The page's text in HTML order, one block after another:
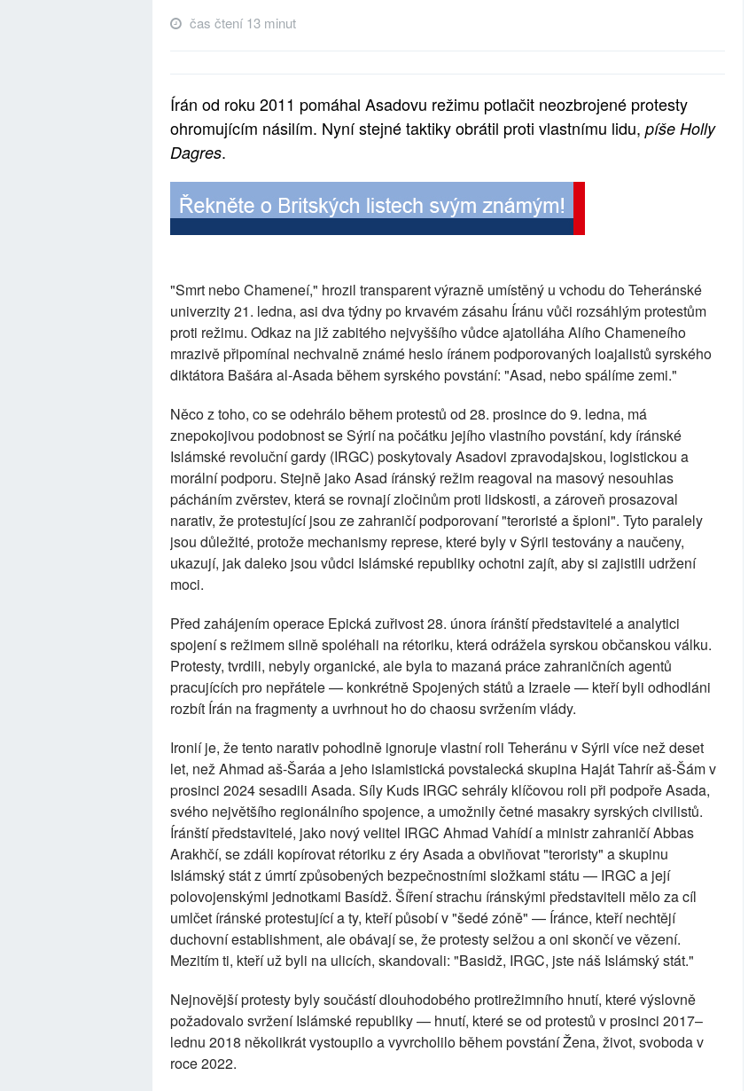
čas čtení 13 minut
Írán od roku 2011 pomáhal Asadovu režimu potlačit neozbrojené protesty
ohromujícím násilím. Nyní stejné taktiky obrátil proti vlastnímu lidu, píše Holly
Dagres.
"Smrt nebo Chameneí," hrozil transparent výrazně umístěný u vchodu do Teheránské
univerzity 21. ledna, asi dva týdny po krvavém zásahu Íránu vůči rozsáhlým protestům
proti režimu. Odkaz na již zabitého nejvyššího vůdce ajatolláha Alího Chameneího
mrazivě připomínal nechvalně známé heslo íránem podporovaných loajalistů syrského
diktátora Bašára al-Asada během syrského povstání: "Asad, nebo spálíme zemi."
Něco z toho, co se odehrálo během protestů od 28. prosince do 9. ledna, má
znepokojivou podobnost se Sýrií na počátku jejího vlastního povstání, kdy íránské
Islámské revoluční gardy (IRGC) poskytovaly Asadovi zpravodajskou, logistickou a
morální podporu. Stejně jako Asad íránský režim reagoval na masový nesouhlas
pácháním zvěrstev, která se rovnají zločinům proti lidskosti, a zároveň prosazoval
narativ, že protestující jsou ze zahraničí podporovaní "teroristé a špioni". Tyto paralely
jsou důležité, protože mechanismy represe, které byly v Sýrii testovány a naučeny,
ukazují, jak daleko jsou vůdci Islámské republiky ochotni zajít, aby si zajistili udržení
moci.
Před zahájením operace Epická zuřivost 28. února íránští představitelé a analytici
spojení s režimem silně spoléhali na rétoriku, která odrážela syrskou občanskou válku.
Protesty, tvrdili, nebyly organické, ale byla to mazaná práce zahraničních agentů
pracujících pro nepřátele — konkrétně Spojených států a Izraele — kteří byli odhodláni
rozbít Írán na fragmenty a uvrhnout ho do chaosu svržením vlády.
Ironií je, že tento narativ pohodlně ignoruje vlastní roli Teheránu v Sýrii více než deset
let, než Ahmad aš-Šaráa a jeho islamistická povstalecká skupina Haját Tahrír aš-Šám v
prosinci 2024 sesadili Asada. Síly Kuds IRGC sehrály klíčovou roli při podpoře Asada,
svého největšího regionálního spojence, a umožnily četné masakry syrských civilistů.
Íránští představitelé, jako nový velitel IRGC Ahmad Vahídí a ministr zahraničí Abbas
Arakhčí, se zdáli kopírovat rétoriku z éry Asada a obviňovat "teroristy" a skupinu
Islámský stát z úmrtí způsobených bezpečnostními složkami státu — IRGC a její
polovojenskými jednotkami Basídž. Šíření strachu íránskými představiteli mělo za cíl
umlčet íránské protestující a ty, kteří působí v "šedé zóně" — Íránce, kteří nechtějí
duchovní establishment, ale obávají se, že protesty selžou a oni skončí ve vězení.
Mezitím ti, kteří už byli na ulicích, skandovali: "Basidž, IRGC, jste náš Islámský stát."
Nejnovější protesty byly součástí dlouhodobého protirežimního hnutí, které výslovně
požadovalo svržení Islámské republiky — hnutí, které se od protestů v prosinci 2017–
lednu 2018 několikrát vystoupilo a vyvrcholilo během povstání Žena, život, svoboda v
roce 2022.